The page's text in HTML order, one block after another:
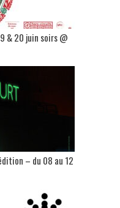
& 20 juin soirs @
– du 08 au 12